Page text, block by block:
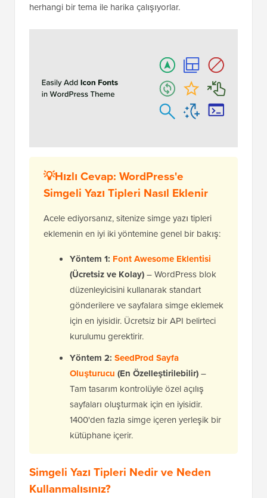
herhangi bir tema ile harika çalışıyorlar.
💡Hızlı Cevap: WordPress'e
Simgeli Yazı Tipleri Nasıl Eklenir
Acele ediyorsanız, sitenize simge yazı tipleri
eklemenin en iyi iki yöntemine genel bir bakış:
Yöntem 1: Font Awesome Eklentisi
(Ücretsiz ve Kolay)– WordPress blok
düzenleyicisini kullanarak standart
gönderilere ve sayfalara simge eklemek
için en iyisidir. Ücretsiz bir API belirteci
kurulumu gerektirir.
Yöntem 2: SeedProd Sayfa
Oluşturucu (En Özelleştirilebilir)–
Tam tasarım kontrolüyle özel açılış
sayfaları oluşturmak için en iyisidir.
1400'den fazla simge içeren yerleşik bir
kütüphane içerir.
Simgeli Yazı Tipleri Nedir ve Neden
Kullanmalısınız?